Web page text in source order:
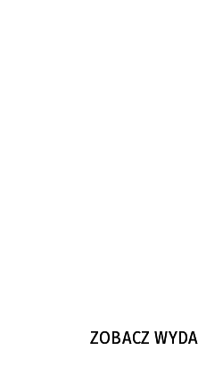
ZOBACZ